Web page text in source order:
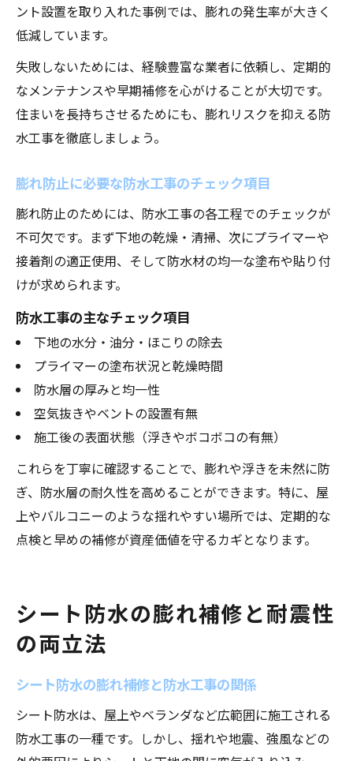
ント設置を取り入れた事例では、膨れの発生率が大きく
低減しています。
失敗しないためには、経験豊富な業者に依頼し、定期的
なメンテナンスや早期補修を心がけることが大切です。
住まいを長持ちさせるためにも、膨れリスクを抑える防
水工事を徹底しましょう。
膨れ防止に必要な防水工事のチェック項目
膨れ防止のためには、防水工事の各工程でのチェックが
不可欠です。まず下地の乾燥・清掃、次にプライマーや
接着剤の適正使用、そして防水材の均一な塗布や貼り付
けが求められます。
防水工事の主なチェック項目
下地の水分・油分・ほこりの除去
プライマーの塗布状況と乾燥時間
防水層の厚みと均一性
空気抜きやベントの設置有無
施工後の表面状態（浮きやボコボコの有無）
これらを丁寧に確認することで、膨れや浮きを未然に防
ぎ、防水層の耐久性を高めることができます。特に、屋
上やバルコニーのような揺れやすい場所では、定期的な
点検と早めの補修が資産価値を守るカギとなります。
シート防水の膨れ補修と耐震性
の両立法
シート防水の膨れ補修と防水工事の関係
シート防水は、屋上やベランダなど広範囲に施工される
防水工事の一種です。しかし、揺れや地震、強風などの